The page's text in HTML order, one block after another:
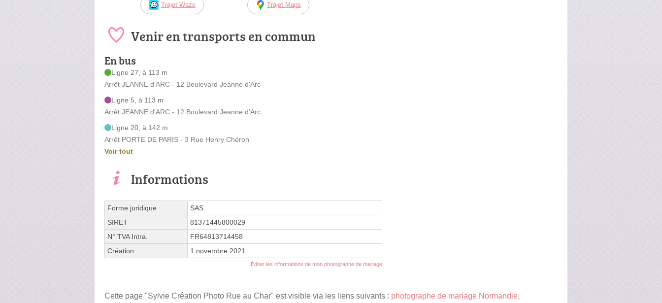
Trajet Waze Trajet Maps
Venir en transports en commun
En bus
Ligne 27, à 113 m
Arrêt JEANNE d'ARC - 12 Boulevard Jeanne d'Arc
Ligne 5, à 113 m
Arrêt JEANNE d'ARC - 12 Boulevard Jeanne d'Arc
Ligne 20, à 142 m
Arrêt PORTE DE PARIS - 3 Rue Henry Chéron
Voir tout
Informations
Forme juridique
SAS
SIRET
81371445800029
N° TVA Intra.
FR64813714458
Création
1 novembre 2021
Éditer les informations de mon photographe de mariage
Cette page "Sylvie Création Photo Rue au Char" est visible via les liens suivants : photographe de mariage Normandie,